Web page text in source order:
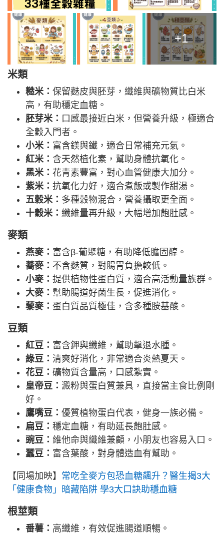
+1
米類
糙米： 保留麩皮與胚芽，纖維與礦物質比白米
高，有助穩定血糖。
胚芽米： 口感最接近白米，但營養升級，極適合
全穀入門者。
小米： 富含鎂與鐵，適合日常補充元氣。
紅米： 含天然植化素，幫助身體抗氧化。
黑米： 花青素豐富，對心血管健康大加分。
紫米： 抗氧化力好，適合煮飯或製作甜湯。
五穀米： 多種穀物混合，營養攝取更全面。
十穀米： 纖維量再升級，大幅增加飽肚感。
麥類
燕麥： 富含β-葡聚糖，有助降低膽固醇。
蕎麥： 不含麩質，對腸胃負擔較低。
小麥： 提供植物性蛋白質，適合高活動量族群。
大麥： 幫助腸道好菌生長，促進消化。
藜麥： 蛋白質品質極佳，含多種胺基酸。
豆類
紅豆： 富含鉀與纖維，幫助擊退水腫。
綠豆： 清爽好消化，非常適合炎熱夏天。
花豆： 礦物質含量高，口感紮實。
皇帝豆： 澱粉與蛋白質兼具，直接當主食比例剛
好。
鷹嘴豆： 優質植物蛋白代表，健身一族必備。
扁豆： 穩定血糖，有助延長飽肚感。
豌豆： 維他命與纖維兼顧，小朋友也容易入口。
蠶豆： 富含葉酸，對身體造血有幫助。
【同場加映】 常吃全麥方包恐血糖飆升？醫生揭3大
「健康食物」暗藏陷阱 學3大口訣助穩血糖
根莖類
番薯： 高纖維，有效促進腸道順暢。